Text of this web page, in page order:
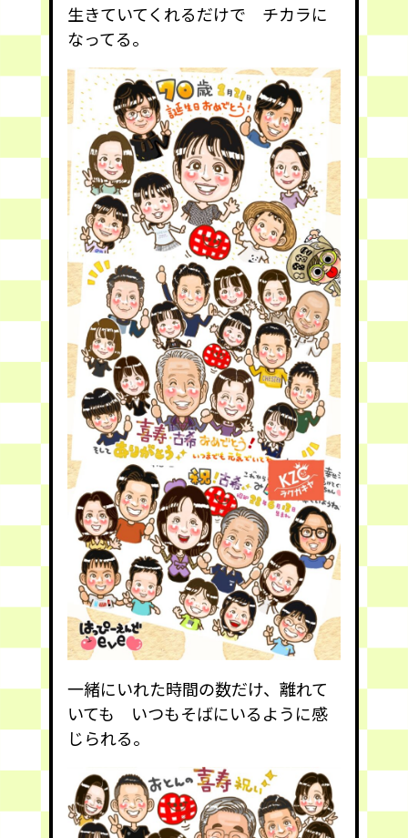
生きていてくれるだけで チカラに
なってる。
一緒にいれた時間の数だけ、離れて
いても いつもそばにいるように感
じられる。